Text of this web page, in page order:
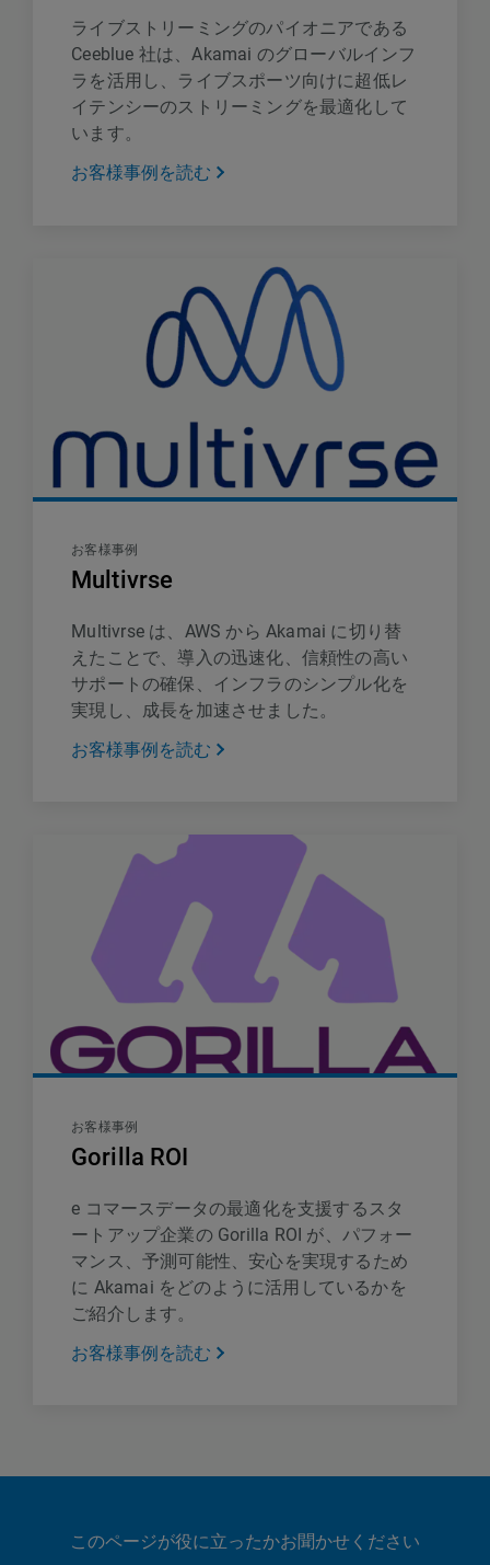
ライブストリーミングのパイオニアである
Ceeblue 社は、Akamai のグローバルインフ
ラを活用し、ライブスポーツ向けに超低レ
イテンシーのストリーミングを最適化して
います。
お客様事例を読む
お客様事例
Multivrse
Multivrse は、AWS から Akamai に切り替
えたことで、導入の迅速化、信頼性の高い
サポートの確保、インフラのシンプル化を
実現し、成長を加速させました。
お客様事例を読む
お客様事例
Gorilla ROI
e コマースデータの最適化を支援するスタ
ートアップ企業の Gorilla ROI が、パフォー
マンス、予測可能性、安心を実現するため
に Akamai をどのように活用しているかを
ご紹介します。
お客様事例を読む
このページが役に立ったかお聞かせください